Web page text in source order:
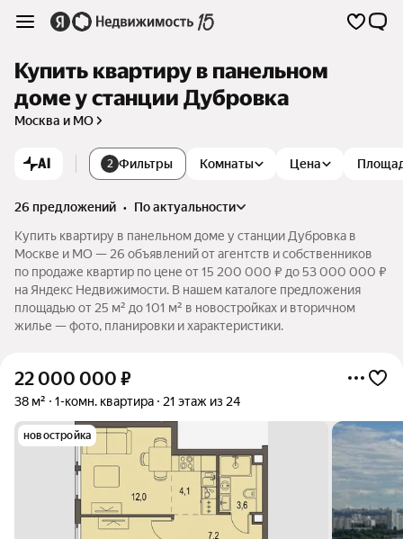
Купить квартиру в панельном
доме у станции Дубровка
Москва и МО
AI 2 Фильтры Комнаты Цена
26 предложений •
по актуальности
Купить квартиру в панельном доме у станции Дубровка в
Москве и МО — 26 объявлений от агентств и собственников
по продаже квартир по цене от 15 200 000 ₽ до 53 000 000 ₽
на Яндекс Недвижимости. В нашем каталоге предложения
площадью от 25 м² до 101 м² в новостройках и вторичном
жилье — фото, планировки и характеристики.
22 000 000 ₽
38 м² 1-комн. квартира 21 этаж из 24
новостройка